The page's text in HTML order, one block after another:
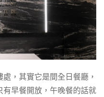
，其實它是間全日餐廳，
早餐開放，午晚餐的話就